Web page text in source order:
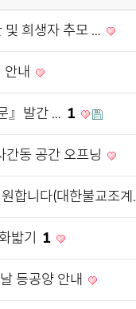
희생자 추모 …
안내
』발간 … 1
동 공간 오프닝
합니다(대한불교조
밟기 1
등공양 안내